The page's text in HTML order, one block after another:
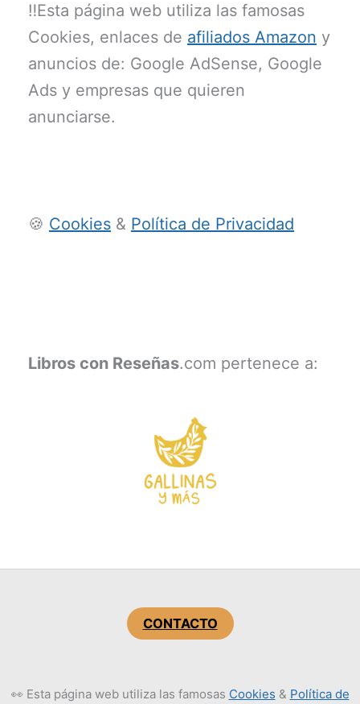
‼️Esta página web utiliza las famosas
Cookies, enlaces de afiliados Amazon y
anuncios de: Google AdSense, Google
Ads y empresas que quieren
anunciarse.
🍪 Cookies & Política de Privacidad
Libros con Reseñas.com pertenece a:
CONTACTO
👀 Esta página web utiliza las famosas Cookies & Política de